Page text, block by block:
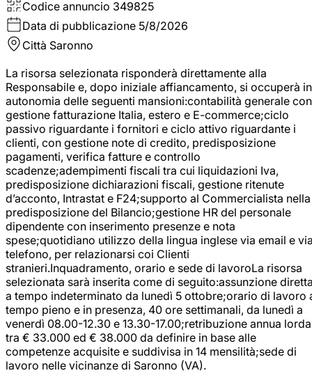
Codice annuncio 349825
Data di pubblicazione 5/8/2026
Città Saronno
La risorsa selezionata risponderà direttamente alla
Responsabile e, dopo iniziale affiancamento, si occuperà in
autonomia delle seguenti mansioni:contabilità generale con
gestione fatturazione Italia, estero e E-commerce;ciclo
passivo riguardante i fornitori e ciclo attivo riguardante i
clienti, con gestione note di credito, predisposizione
pagamenti, verifica fatture e controllo
scadenze;adempimenti fiscali tra cui liquidazioni Iva,
predisposizione dichiarazioni fiscali, gestione ritenute
d’acconto, Intrastat e F24;supporto al Commercialista nella
predisposizione del Bilancio;gestione HR del personale
dipendente con inserimento presenze e nota
spese;quotidiano utilizzo della lingua inglese via email e
telefono, per relazionarsi coi Clienti
stranieri.Inquadramento, orario e sede di lavoroLa risorsa
selezionata sarà inserita come di seguito:assunzione
a tempo indeterminato da lunedì 5 ottobre;orario di lavoro
tempo pieno e in presenza, 40 ore settimanali, da lunedì a
venerdì 08.00-12.30 e 13.30-17.00;retribuzione annua lorda
tra € 33.000 ed € 38.000 da definire in base alle
competenze acquisite e suddivisa in 14 mensilità;sede di
lavoro nelle vicinanze di Saronno (VA).